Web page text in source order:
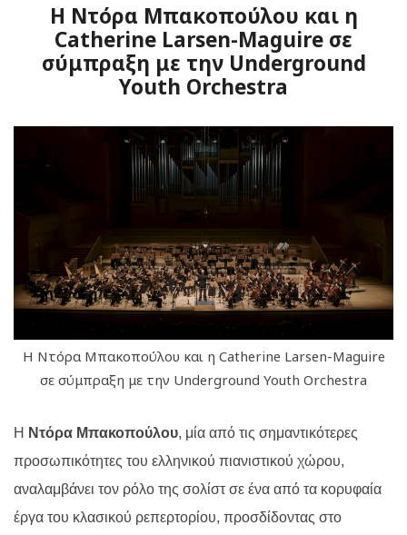
Η Ντόρα Μπακοπούλου και η
Catherine Larsen-Maguire σε
σύμπραξη με την Underground
Youth Orchestra
Η Ντόρα Μπακοπούλου και η Catherine Larsen-Maguire
σε σύμπραξη με την Underground Youth Orchestra
Η Ντόρα Μπακοπούλου, μία από τις σημαντικότερες
προσωπικότητες του ελληνικού πιανιστικού χώρου,
αναλαμβάνει τον ρόλο της σολίστ σε ένα από τα κορυφαία
έργα του κλασικού ρεπερτορίου, προσδίδοντας στο